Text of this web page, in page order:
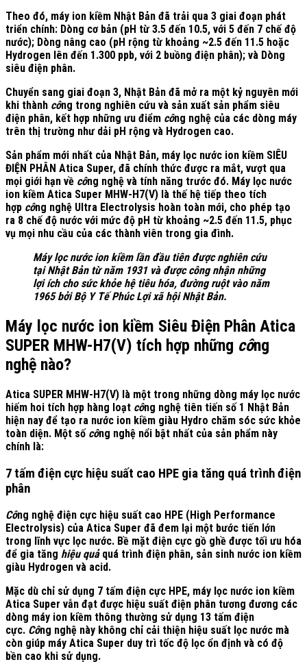
Theo đó, máy ion kiềm Nhật Bản đã trải qua 3 giai đoạn phát
triển chính: Dòng cơ bản (pH từ 3.5 đến 10.5, với 5 đến 7 chế độ
nước); Dòng nâng cao (pH rộng từ khoảng ~2.5 đến 11.5 hoặc
Hydrogen lên đến 1.300 ppb, với 2 buồng điện phân); và Dòng
siêu điện phân.
Chuyển sang giai đoạn 3, Nhật Bản đã mở ra một kỷ nguyên mới
khi thành công trong nghiên cứu và sản xuất sản phẩm siêu
điện phân, kết hợp những ưu điểm công nghệ của các dòng máy
trên thị trường như dải pH rộng và Hydrogen cao.
Sản phẩm mới nhất của Nhật Bản, máy lọc nước ion kiềm SIÊU
ĐIỆN PHÂN Atica Super, đã chính thức được ra mắt, vượt qua
mọi giới hạn về công nghệ và tính năng trước đó. Máy lọc nước
ion kiềm Atica Super MHW-H7(V) là thế hệ tiếp theo tích
hợp công nghệ Ultra Electrolysis hoàn toàn mới, cho phép tạo
ra 8 chế độ nước với mức độ pH từ khoảng ~2.5 đến 11.5, phục
vụ mọi nhu cầu của các thành viên trong gia đình.
Máy lọc nước ion kiềm lần đầu tiên được nghiên cứu
tại Nhật Bản từ năm 1931 và đượccông nhận những
lợi ích cho sức khỏe hệ tiêu hóa, đường ruột vào năm
1965 bởi Bộ Y Tế Phúc Lợi xã hội Nhật Bản.
Máy lọc nước ion kiềm Siêu Điện Phân Atica
SUPER MHW-H7(V) tích hợp những công
nghệ nào?
Atica SUPER MHW-H7(V) là một trong những dòng máy lọc nước
hiếm hoi tích hợp hàng loạt công nghệ tiên tiến số 1 Nhật Bản
hiện nay để tạo ra nước ion kiềm giàu Hydro chăm sóc sức khỏe
toàn diện. Một số công nghệ nổi bật nhất của sản phẩm này
chính là:
7 tấm điện cực hiệu suất cao HPE gia tăng quá trình điện
phân
Công nghệ điện cực hiệu suất cao HPE (High Performance
Electrolysis) của Atica Super đã đem lại một bước tiến lớn
trong lĩnh vực lọc nước. Bề mặt điện cực gồ ghề được tối ưu hóa
để gia tăng hiệu quả quá trình điện phân, sản sinh nước ion kiềm
giàu Hydrogen và acid.
Mặc dù chỉ sử dụng 7 tấm điện cực HPE, máy lọc nước ion kiềm
Atica Super vẫn đạt được hiệu suất điện phân tương đương các
dòng máy ion kiềm thông thường sử dụng 13 tấm điện
cực. Công nghệ này không chỉ cải thiện hiệu suất lọc nước mà
còn giúp máy Atica Super duy trì tốc độ lọc ổn định và có độ
bền cao khi sử dụng.